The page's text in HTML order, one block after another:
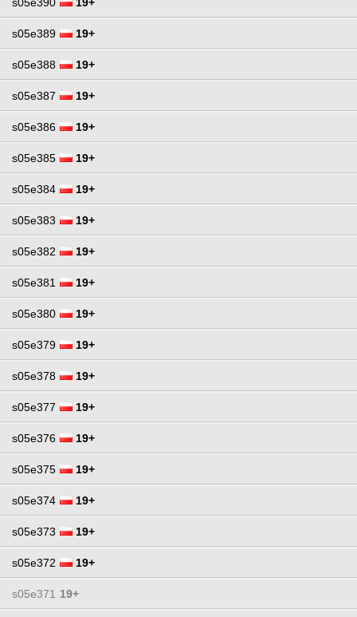
s05e389 19+
s05e388 19+
s05e387 19+
s05e386 19+
s05e385 19+
s05e384 19+
s05e383 19+
s05e382 19+
s05e381 19+
s05e380 19+
s05e379 19+
s05e378 19+
s05e377 19+
s05e376 19+
s05e375 19+
s05e374 19+
s05e373 19+
s05e372 19+
s05e371 19+